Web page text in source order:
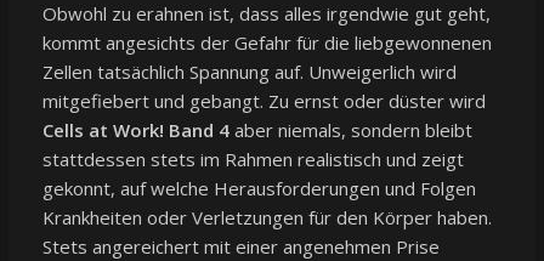
Obwohl zu erahnen ist, dass alles irgendwie gut geht,
kommt angesichts der Gefahr für die liebgewonnenen
Zellen tatsächlich Spannung auf. Unweigerlich wird
mitgefiebert und gebangt. Zu ernst oder düster wird
Cells at Work! Band 4aber niemals, sondern bleibt
stattdessen stets im Rahmen realistisch und zeigt
gekonnt, auf welche Herausforderungen und Folgen
Krankheiten oder Verletzungen für den Körper haben.
Stets angereichert mit einer angenehmen Prise